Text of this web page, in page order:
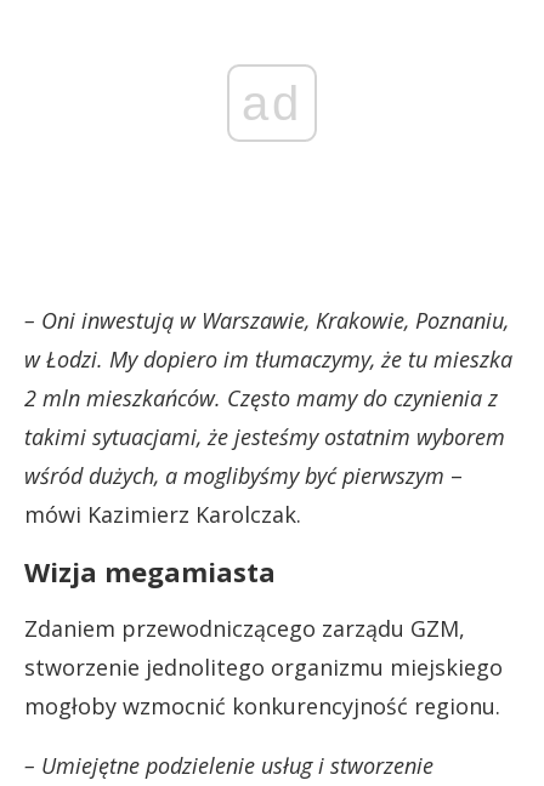
ad
– Oni inwestują w Warszawie, Krakowie, Poznaniu,
w Łodzi. My dopiero im tłumaczymy, że tu mieszka
2 mln mieszkańców. Często mamy do czynienia z
takimi sytuacjami, że jesteśmy ostatnim wyborem
wśród dużych, a moglibyśmy być pierwszym –
mówi Kazimierz Karolczak.
Wizja megamiasta
Zdaniem przewodniczącego zarządu GZM,
stworzenie jednolitego organizmu miejskiego
mogłoby wzmocnić konkurencyjność regionu.
– Umiejętne podzielenie usług i stworzenie